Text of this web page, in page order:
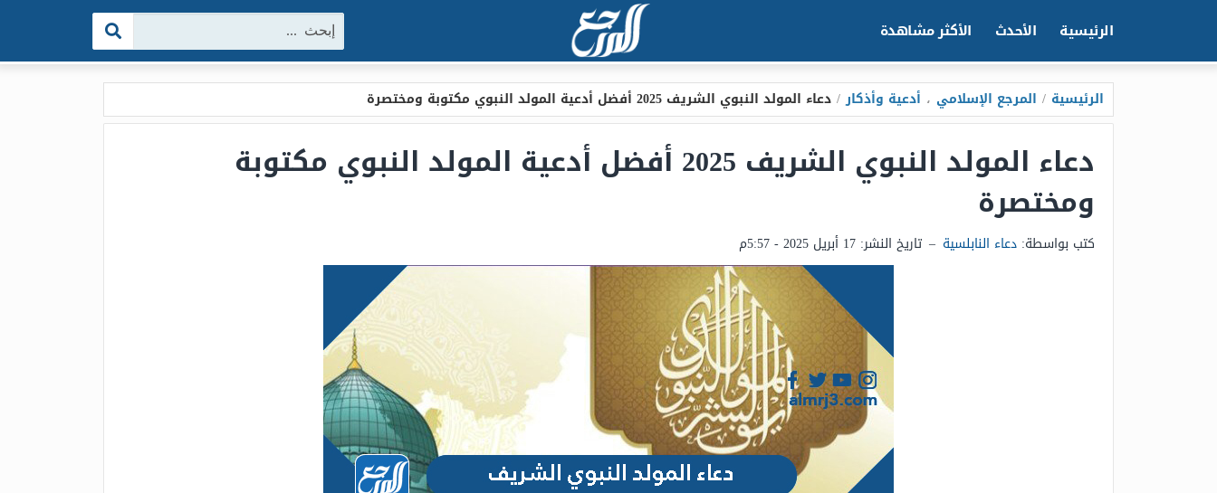
الرئيسية الأحدث الأكثر مشاهدة البحث:
الرئيسية / المرجع الإسلامي ، أدعية وأذكار / دعاء المولد النبوي الشريف 2025 أفضل أدعية المولد النبوي مكتوبة ومختصرة
دعاء المولد النبوي الشريف 2025 أفضل أدعية المولد النبوي مكتوبة
ومختصرة
كتب بواسطة: دعاء النابلسية – تاريخ النشر: 17 أبريل 2025 - 5:57م